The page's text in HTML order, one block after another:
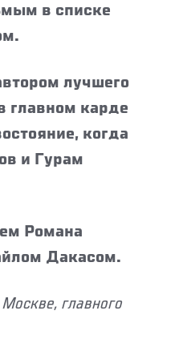
в списке
лучшего
главном карде
когда
и Гурам
Романа
Дакасом.
главного